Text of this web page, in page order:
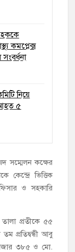
হককে
কমপ্লেক্স
নিয়ে
৫
সম্মেলন কক্ষের
ভিত্তিক
ও সহকারি
প্রতীকে ৫৫
প্রতিদ্বন্ধী আবু
৩৮৫ ও মো.